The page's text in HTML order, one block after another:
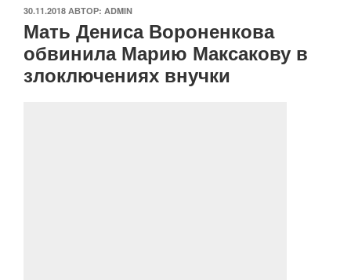
ОПУБЛИКОВАНО
30.11.2018 АВТОР: ADMIN
Мать Дениса Вороненкова
обвинила Марию Максакову в
злоключениях внучки